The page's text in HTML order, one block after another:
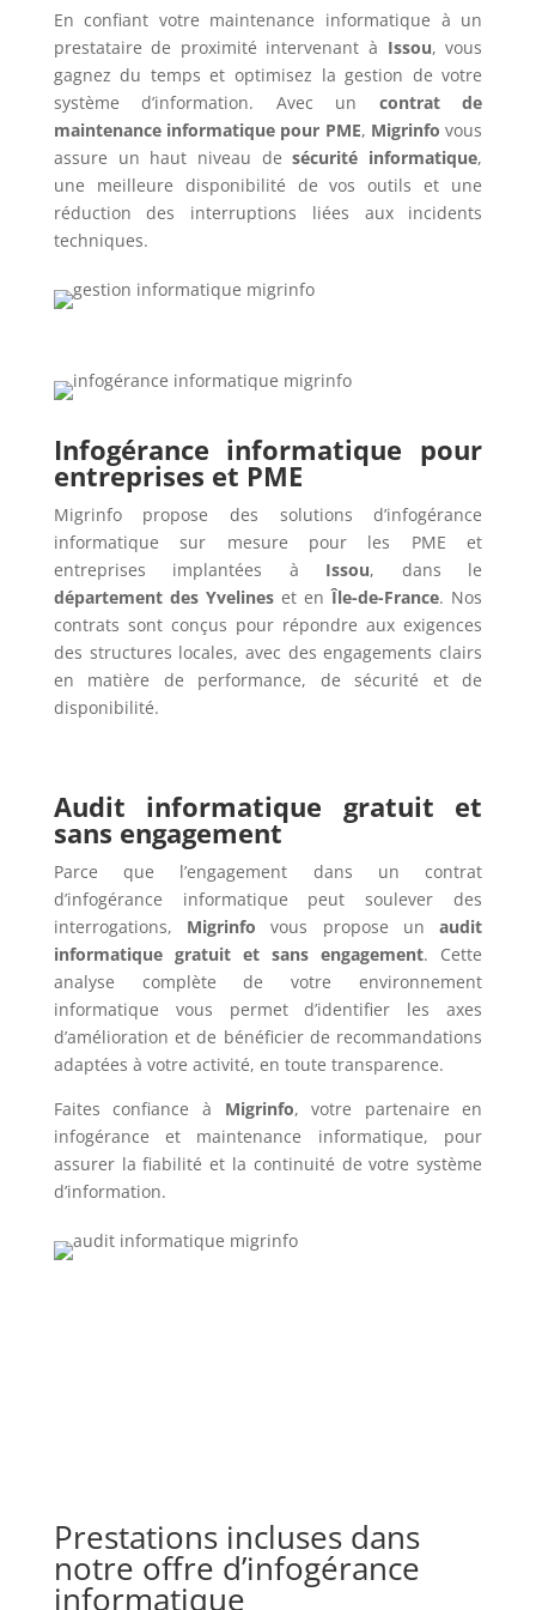
En confiant votre maintenance informatique à un
prestataire de proximité intervenant à Issou, vous
gagnez du temps et optimisez la gestion de votre
système d’information. Avec un contrat de
maintenance informatique pour PME, Migrinfo vous
assure un haut niveau desécurité informatique,
une meilleure disponibilité de vos outils et une
réduction des interruptions liées aux incidents
techniques.
Infogérance informatique pour
entreprises et PME
Migrinfo propose des solutions d’infogérance
informatique sur mesure pour les PME et
entreprises implantées à Issou, dans le
département des Yvelineset enÎle-de-France. Nos
contrats sont conçus pour répondre aux exigences
des structures locales, avec des engagements clairs
en matière de performance, de sécurité et de
disponibilité.
Audit informatique gratuit et
sans engagement
Parce que l’engagement dans un contrat
d’infogérance informatique peut soulever des
interrogations, Migrinfovous propose unaudit
informatique gratuit et sans engagement. Cette
analyse complète de votre environnement
informatique vous permet d’identifier les axes
d’amélioration et de bénéficier de recommandations
adaptées à votre activité, en toute transparence.
Faites confiance à Migrinfo, votre partenaire en
infogérance et maintenance informatique, pour
assurer la fiabilité et la continuité de votre système
d’information.
Prestations incluses dans
notre offre d’infogérance
informatique